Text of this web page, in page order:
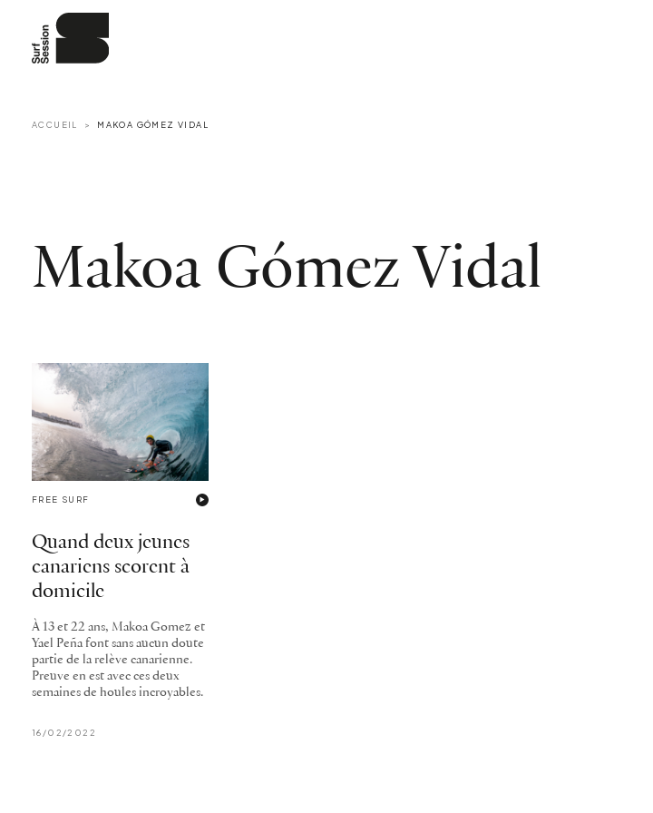
ACCUEIL MAKOA GÓMEZ VIDAL
Makoa Gómez Vidal
FREE SURF
Quand deux jeunes
canariens scorent à
domicile
À 13 et 22 ans, Makoa Gomez et
Yael Peña font sans aucun doute
partie de la relève canarienne.
Preuve en est avec ces deux
semaines de houles incroyables.
16/02/2022